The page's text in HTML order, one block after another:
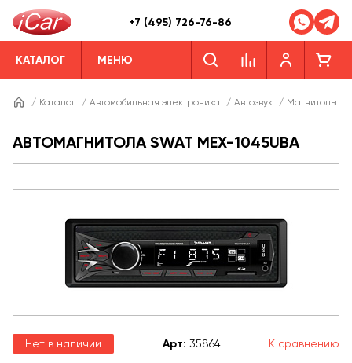
+7 (495) 726-76-86
КАТАЛОГ МЕНЮ
/ Каталог / Автомобильная электроника / Автозвук / Магнитолы
АВТОМАГНИТОЛА SWAT MEX-1045UBA
Нет в наличии Арт: 35864 К сравнению